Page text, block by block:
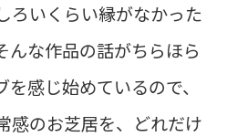
ろいくらい縁がなかった
んな作品の話がちらほら
感じ始めているので、
感のお芝居を、どれだけ